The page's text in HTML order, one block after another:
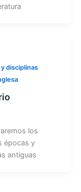
disciplinas
los
épocas y
antiguas